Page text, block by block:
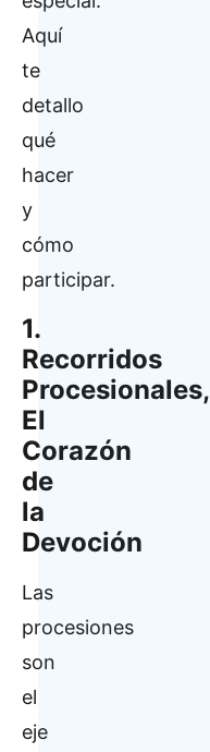
Aquí
te
detallo
qué
hacer
y
cómo
participar.
1.
Recorridos
Procesionales,
El
Corazón
de
la
Devoción
Las
procesiones
son
el
eje